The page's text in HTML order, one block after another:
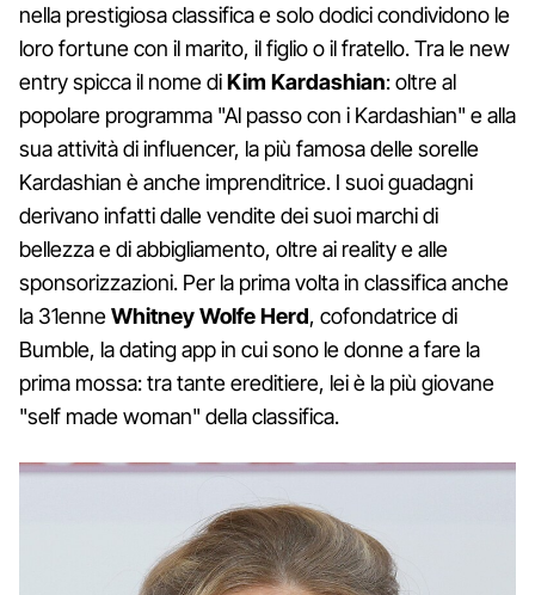
nella prestigiosa classifica e solo dodici condividono le
loro fortune con il marito, il figlio o il fratello. Tra le new
entry spicca il nome diKim Kardashian: oltre al
popolare programma "Al passo con i Kardashian" e alla
sua attività di influencer, la più famosa delle sorelle
Kardashian è anche imprenditrice. I suoi guadagni
derivano infatti dalle vendite dei suoi marchi di
bellezza e di abbigliamento, oltre ai reality e alle
sponsorizzazioni. Per la prima volta in classifica anche
la 31enneWhitney Wolfe Herd, cofondatrice di
Bumble, la dating app in cui sono le donne a fare la
prima mossa: tra tante ereditiere, lei è la più giovane
"self made woman" della classifica.